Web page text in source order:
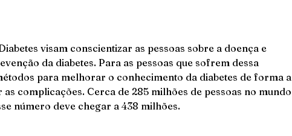
visam conscientizar as pessoas sobre a doença e
da diabetes. Para as pessoas que sofrem dessa
para melhorar o conhecimento da diabetes de forma a
complicações. Cerca de 285 milhões de pessoas no mundo
número deve chegar a 438 milhões.